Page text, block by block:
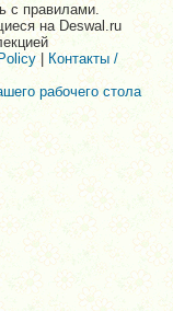
с правилами.
на Deswal.ru
| Контакты /
рабочего стола